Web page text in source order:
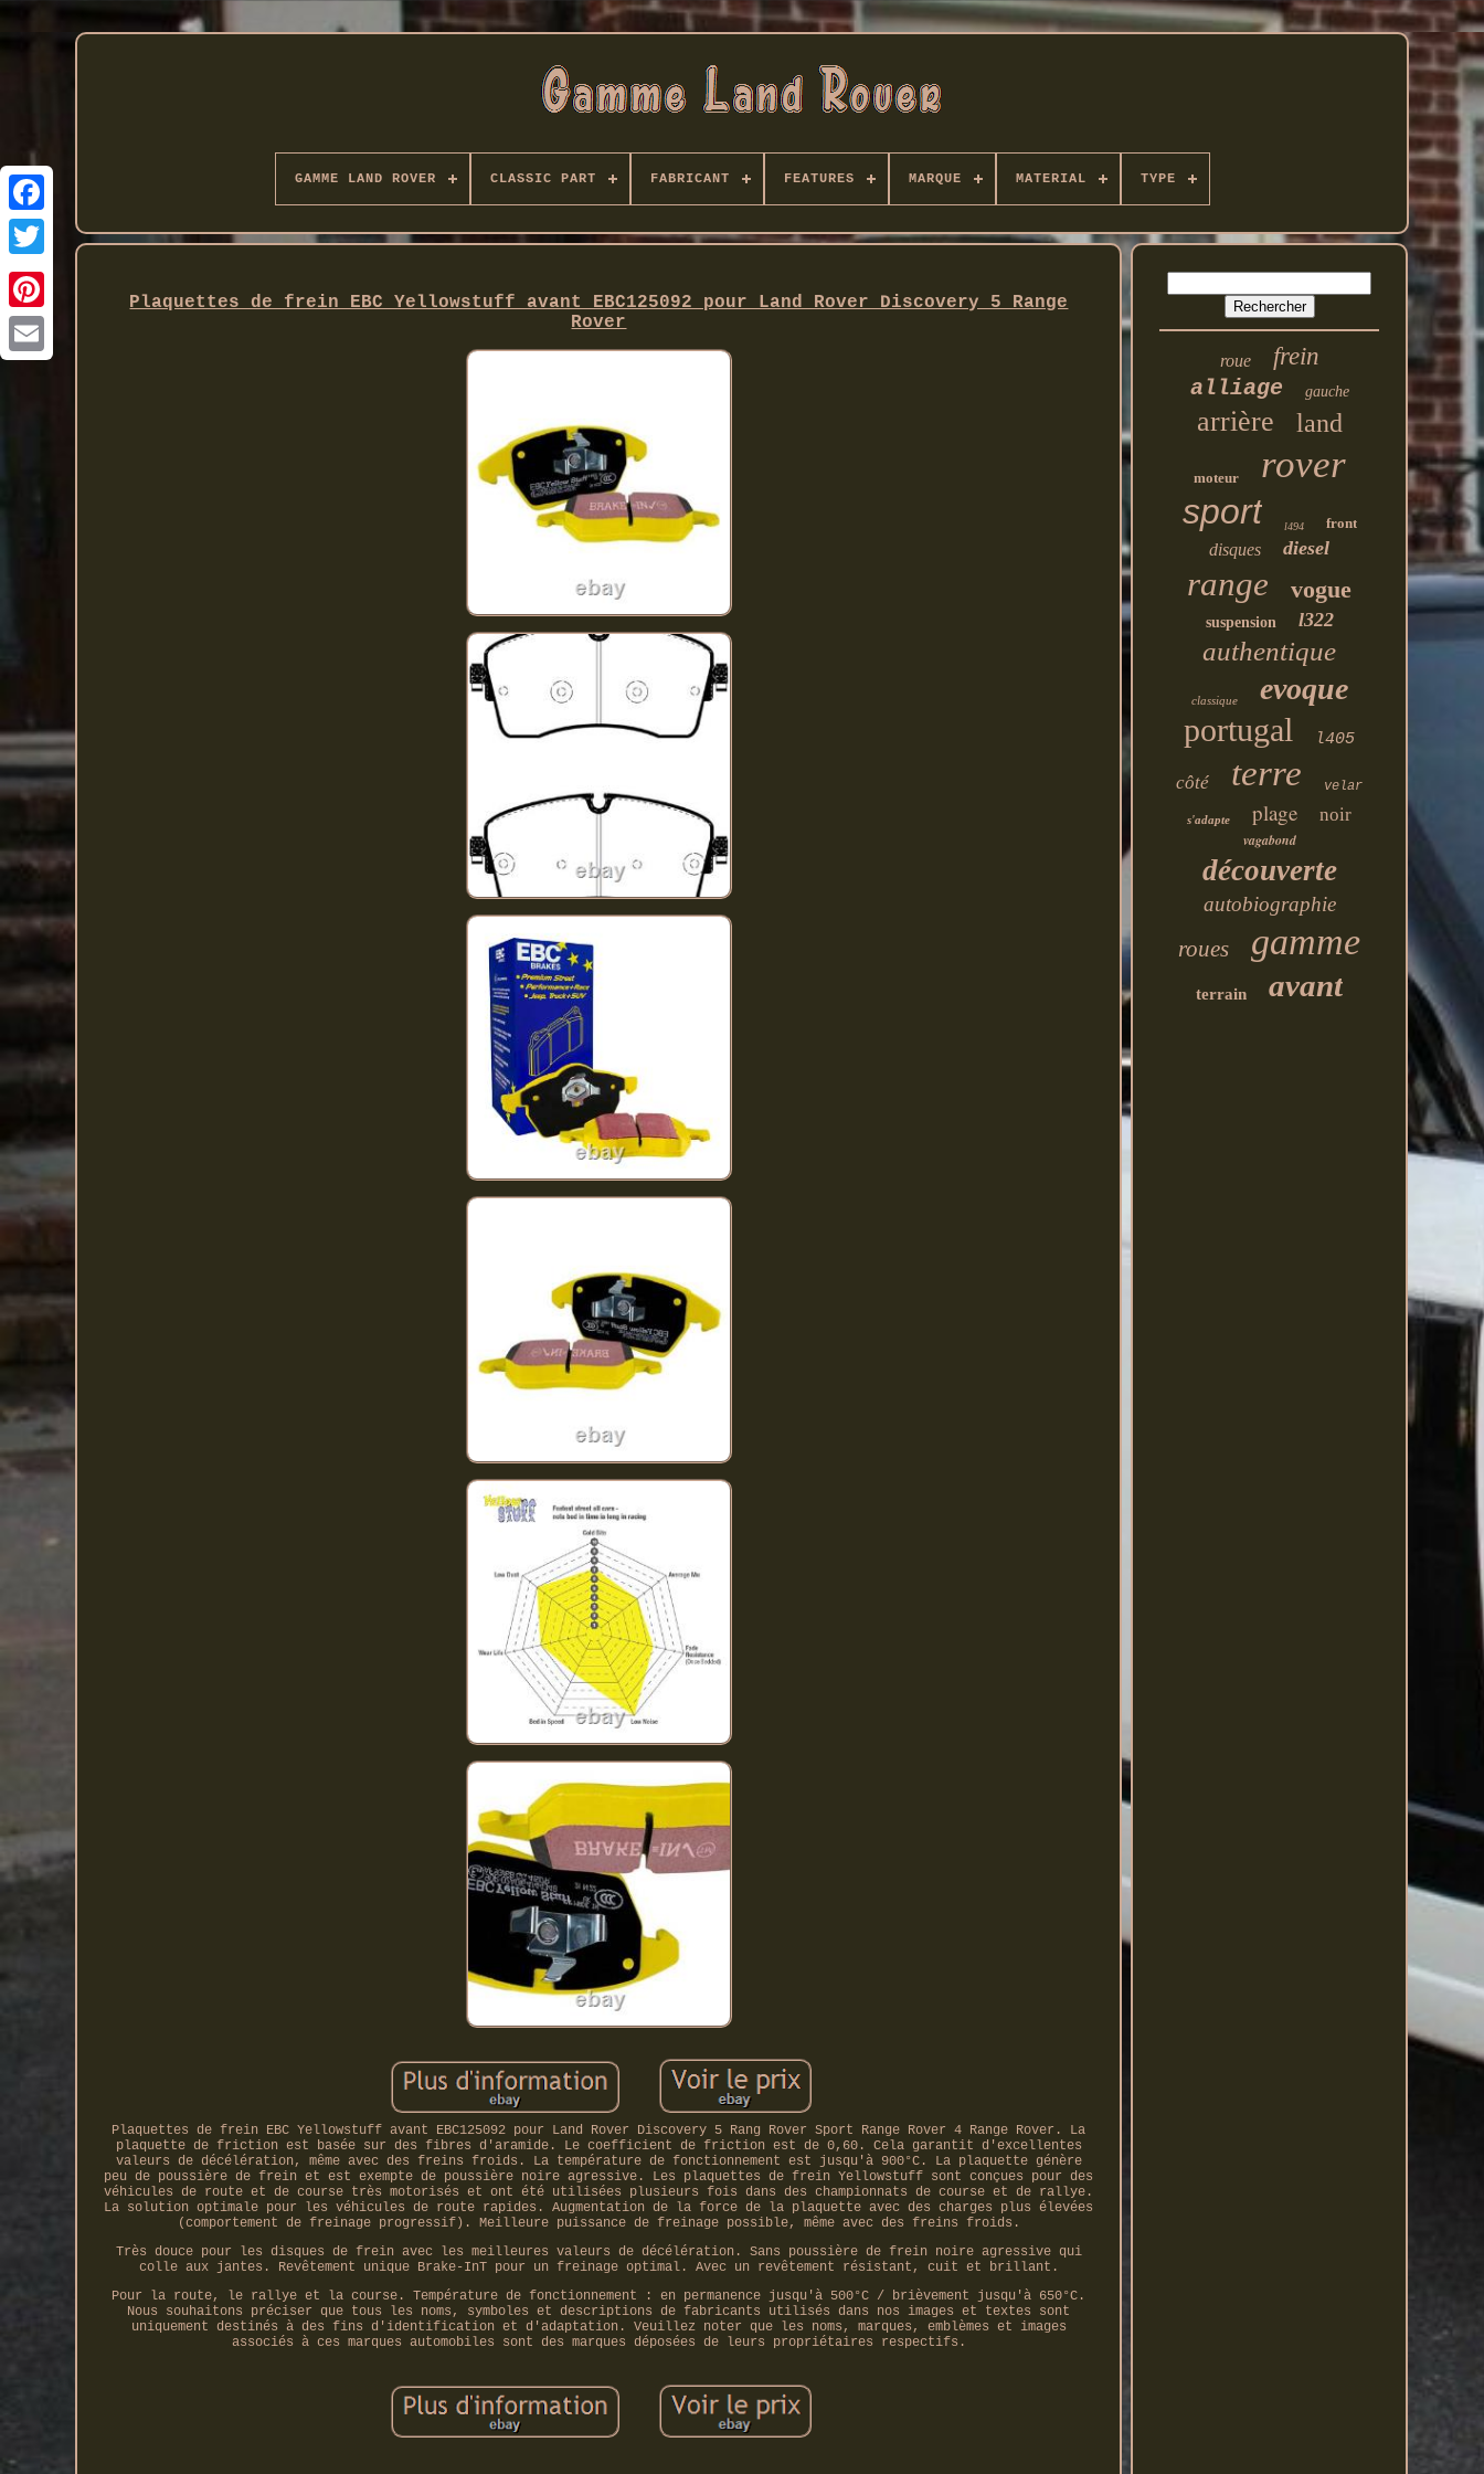
Twitter
GAMME LAND ROVER CLASSIC PART FABRICANT FEATURES MARQUE MATERIAL TYPE
Plaquettes de frein EBC Yellowstuff avant EBC125092 pour Land Rover Discovery 5 Range
Rover
Plaquettes de frein EBC Yellowstuff avant EBC125092 pour Land Rover Discovery 5 Rang Rover Sport Range Rover 4 Range Rover. La
plaquette de friction est basée sur des fibres d'aramide. Le coefficient de friction est de 0,60. Cela garantit d'excellentes
valeurs de décélération, même avec des freins froids. La température de fonctionnement est jusqu'à 900°C. La plaquette génère
peu de poussière de frein et est exempte de poussière noire agressive. Les plaquettes de frein Yellowstuff sont conçues pour des
véhicules de route et de course très motorisés et ont été utilisées plusieurs fois dans des championnats de course et de rallye.
La solution optimale pour les véhicules de route rapides. Augmentation de la force de la plaquette avec des charges plus élevées
(comportement de freinage progressif). Meilleure puissance de freinage possible, même avec des freins froids.
Très douce pour les disques de frein avec les meilleures valeurs de décélération. Sans poussière de frein noire agressive qui
colle aux jantes. Revêtement unique Brake-InT pour un freinage optimal. Avec un revêtement résistant, cuit et brillant.
Pour la route, le rallye et la course. Température de fonctionnement : en permanence jusqu'à 500°C / brièvement jusqu'à 650°C.
Nous souhaitons préciser que tous les noms, symboles et descriptions de fabricants utilisés dans nos images et textes sont
uniquement destinés à des fins d'identification et d'adaptation. Veuillez noter que les noms, marques, emblèmes et images
associés à ces marques automobiles sont des marques déposées de leurs propriétaires respectifs.
roue frein
alliage gauche
arrière land
moteur rover
sport l494 front
disques diesel
range vogue
suspension l322
authentique
classique evoque
portugal l405
côté terre velar
s'adapte plage noir
vagabond
découverte
autobiographie
roues gamme
terrain avant